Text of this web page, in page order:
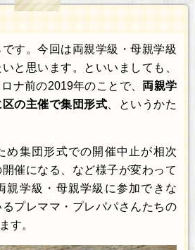
す。今回は両親学級・母親学級
と思います。といいましても、
ナ前の2019年のことで、 両親学
の主催で集団形式 、というかた
め集団形式での開催中止が相次
催になる、など様子が変わって
親学級・母親学級に参加できな
プレママ・プレパパさんたちの
す。